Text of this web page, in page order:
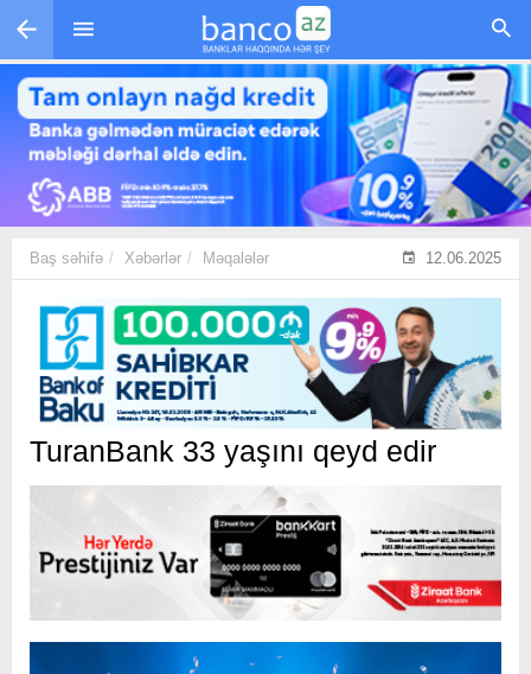
Skip to main content
Baş səhifə Xəbərlər Məqalələr 12.06.2025
TuranBank 33 yaşını qeyd edir